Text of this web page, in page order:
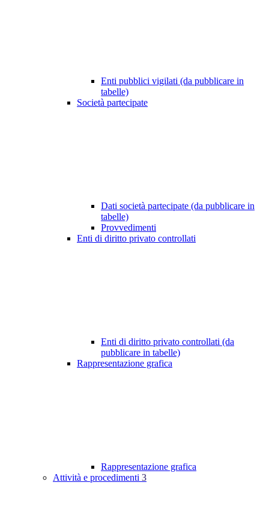
Enti pubblici vigilati (da pubblicare in
tabelle)
Società partecipate
Dati società partecipate (da pubblicare in
tabelle)
Provvedimenti
Enti di diritto privato controllati
Enti di diritto privato controllati (da
pubblicare in tabelle)
Rappresentazione grafica
Rappresentazione grafica
Attività e procedimenti 3